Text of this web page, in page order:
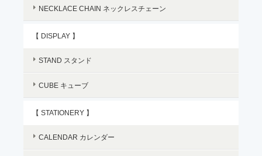
NECKLACE CHAIN ネックレスチェーン
【 DISPLAY 】
STAND スタンド
CUBE キューブ
【 STATIONERY 】
CALENDAR カレンダー